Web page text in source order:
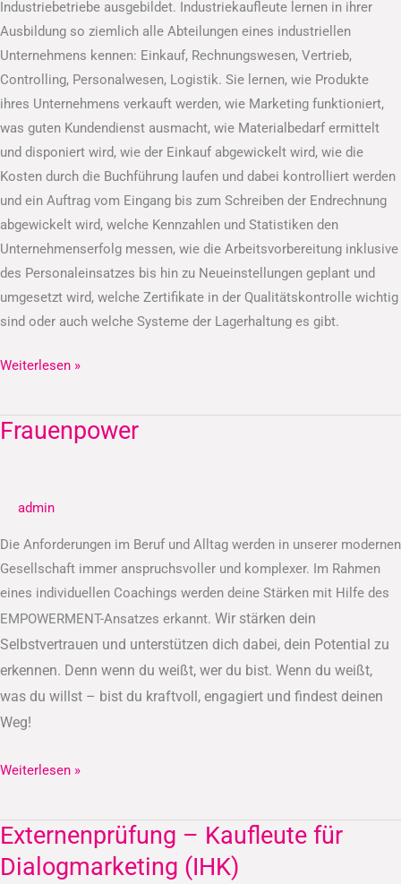
Industriebetriebe ausgebildet. Industriekaufleute lernen in ihrer
Ausbildung so ziemlich alle Abteilungen eines industriellen
Unternehmens kennen: Einkauf, Rechnungswesen, Vertrieb,
Controlling, Personalwesen, Logistik. Sie lernen, wie Produkte
ihres Unternehmens verkauft werden, wie Marketing funktioniert,
was guten Kundendienst ausmacht, wie Materialbedarf ermittelt
und disponiert wird, wie der Einkauf abgewickelt wird, wie die
Kosten durch die Buchführung laufen und dabei kontrolliert werden
und ein Auftrag vom Eingang bis zum Schreiben der Endrechnung
abgewickelt wird, welche Kennzahlen und Statistiken den
Unternehmenserfolg messen, wie die Arbeitsvorbereitung inklusive
des Personaleinsatzes bis hin zu Neueinstellungen geplant und
umgesetzt wird, welche Zertifikate in der Qualitätskontrolle wichtig
sind oder auch welche Systeme der Lagerhaltung es gibt.
Weiterlesen »
Frauenpower
admin
Die Anforderungen im Beruf und Alltag werden in unserer modernen
Gesellschaft immer anspruchsvoller und komplexer. Im Rahmen
eines individuellen Coachings werden deine Stärken mit Hilfe des
EMPOWERMENT-Ansatzes erkannt. Wir stärken dein
Selbstvertrauen und unterstützen dich dabei, dein Potential zu
erkennen. Denn wenn du weißt, wer du bist. Wenn du weißt,
was du willst – bist du kraftvoll, engagiert und findest deinen
Weg!
Frauenpower
Weiterlesen »
Externenprüfung – Kaufleute für
Dialogmarketing (IHK)
Externenprüfung
–
Kaufleute